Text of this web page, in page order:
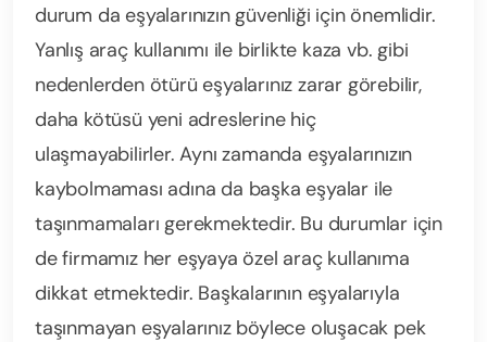
durum da eşyalarınızın güvenliği için önemlidir.
Yanlış araç kullanımı ile birlikte kaza vb. gibi
nedenlerden ötürü eşyalarınız zarar görebilir,
daha kötüsü yeni adreslerine hiç
ulaşmayabilirler. Aynı zamanda eşyalarınızın
kaybolmaması adına da başka eşyalar ile
taşınmamaları gerekmektedir. Bu durumlar için
de firmamız her eşyaya özel araç kullanıma
dikkat etmektedir. Başkalarının eşyalarıyla
taşınmayan eşyalarınız böylece oluşacak pek